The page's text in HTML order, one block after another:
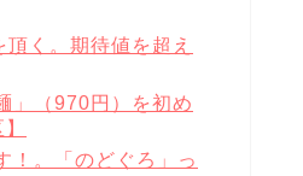
く。期待値を超え
」（970円）を初め
！。「のどぐろ」っ